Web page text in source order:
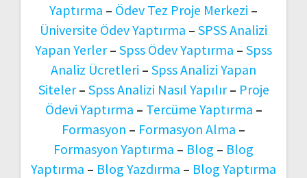
Yaptırma – Ödev Tez Proje Merkezi –
Üniversite Ödev Yaptırma – SPSS Analizi
Yapan Yerler– Spss Ödev Yaptırma – Spss
Analiz Ücretleri – Spss Analizi Yapan
Siteler– Spss Analizi Nasıl Yapılır– Proje
Ödevi Yaptırma – Tercüme Yaptırma –
Formasyon – Formasyon Alma –
Formasyon Yaptırma – Blog – Blog
Yaptırma – Blog Yazdırma – Blog Yaptırma